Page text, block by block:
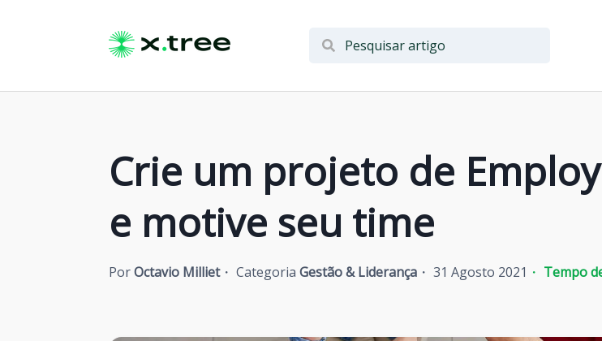
Crie um projeto de
e motive seu time
PorOctavio Milliet Categoria Gestão & Liderança 31 Agosto 2021 Tempo